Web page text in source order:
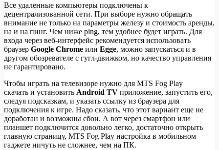
Все удаленные компьютеры подключены к
децентрализованной сети. При выборе нужно обращать
внимание не только на параметры железу и стоимость аренды,
на и на пинг. Чем ниже ping, тем удобнее будет играть. Для
входа через веб-интерфейс рекомендуется использовать
браузер Google Chrome или Egge, можно запускаться и в
другом обозревателе с гугл-движком, но качество управления
не гарантировано.
Чтобы играть на телевизоре нужно для MTS Fog Play
скачать и установить Android TV приложение, запустить его,
следуя подсказкам, и указать ссылку из браузера для
подключения к игре. Надо сказать, что этот вариант еще не
доработан и возможны сбои. А вот через смартфон или
планшет подключится довольно легко, достаточно открыть
главную страницу, MTS Fog Play настройка в мобильном
гаджете ничуть не сложнее, чем на ПК.